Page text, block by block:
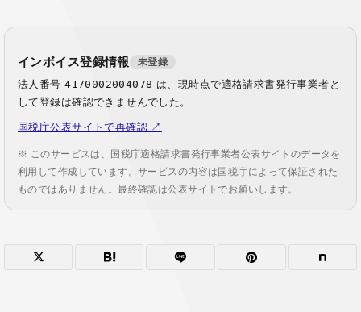
インボイス登録情報 未登録
法人番号4170002004078 は、現時点で適格請求書発行事業者と
して登録は確認できませんでした。
国税庁公表サイトで再確認 ↗
※ このサービスは、国税庁適格請求書発行事業者公表サイトのデータを
利用して作成しています。サービスの内容は国税庁によって保証された
ものではありません。最終確認は公表サイトでお願いします。